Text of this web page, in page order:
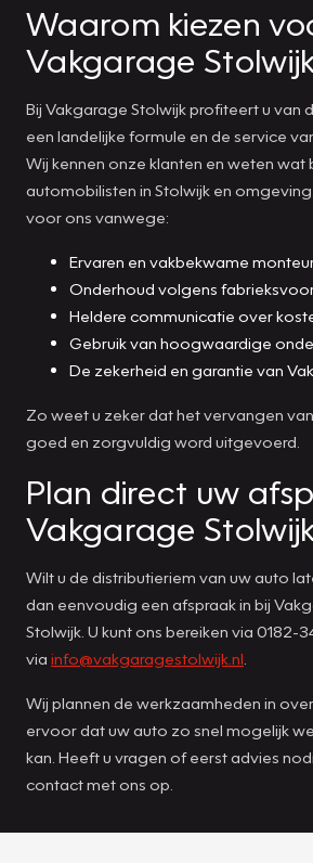
Waarom kiezen
Vakgarage
Bij Vakgarage Stolwijk profiteert u van
een landelijke formule en de service
Wij kennen onze klanten en weten wat
automobilisten in Stolwijk en
voor ons vanwege:
Ervaren en vakbekwame
Onderhoud volgens
Heldere communicatie over
Gebruik van hoogwaardige
De zekerheid en garantie van
Zo weet u zeker dat het vervangen
goed en zorgvuldig word uitgevoerd.
Plan direct uw
Vakgarage
Wilt u de distributieriem van uw auto
dan eenvoudig een afspraak in bij
Stolwijk. U kunt ons bereiken via 0182-
via info@vakgaragestolwijk.nl
Wij plannen de werkzaamheden in
ervoor dat uw auto zo snel mogelijk
kan. Heeft u vragen of eerst advies
contact met ons op.